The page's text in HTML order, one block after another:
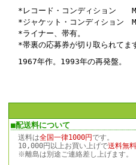
*レコード・コンディション
*ジャケット・コンディショ
*ライナー、帯有。
*帯裏の応募券が切り取られてま
1967年作。1993年の再発盤。
■配送料について
送料は全国一律1000円です。
10,000円以上お買い上げで送料無
※離島は別途ご連絡差し上げます。